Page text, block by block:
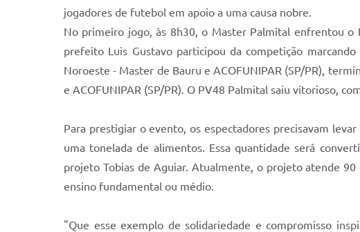
jogadores de futebol em apoio a uma causa nobre.
No primeiro jogo, às 8h30, o Master Palmital enfrentou o
prefeito Luis Gustavo participou da competição
Noroeste - Master de Bauru e ACOFUNIPAR (SP/PR),
e ACOFUNIPAR (SP/PR). O PV48 Palmital saiu vitorioso,
Para prestigiar o evento, os espectadores precisavam
uma tonelada de alimentos. Essa quantidade será
projeto Tobias de Aguiar. Atualmente, o projeto atende 90
ensino fundamental ou médio.
"Que esse exemplo de solidariedade e compromisso